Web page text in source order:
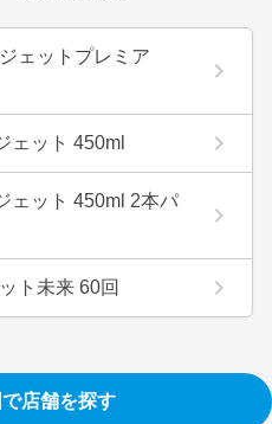
ェットプレミア
ェット 450ml
ェット 450ml 2本パ
ト未来 60回
店舗を探す